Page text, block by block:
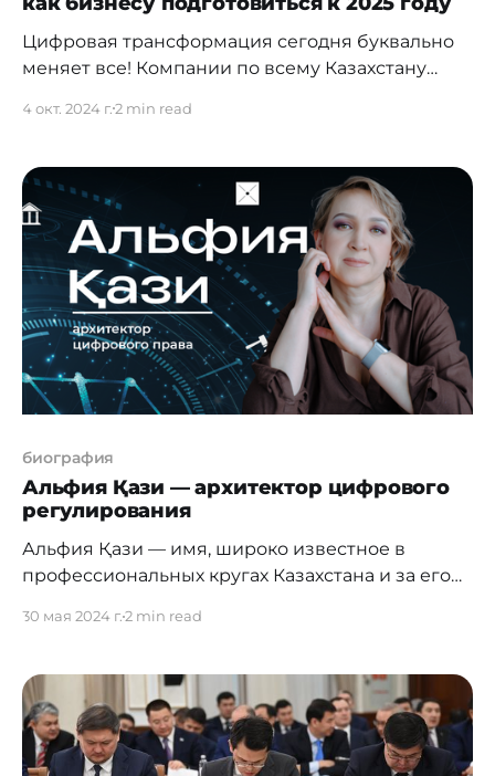
Цифровая трансформация сегодня буквально
меняет все! Компании по всему Казахстану
стремительно меняется, и им нужно
конкурентов. Однако, что конкретно нужно
сделать, чтобы обеспечить своему бизнесу
цифровое будущее в 2025 году? Давайте
разбираться вместе. Цифровизация бизнеса в
Казахстане — это
4 окт. 2024 г.2 min read
биография
Альфия Қази — архитектор цифрового
регулирования
Альфия Қази — имя, широко известное в
профессиональных кругах Казахстана и за его
трансформации, стратегического
регулирования ИКТ и развития электронной
инфраструктуры. Её вклад в цифровую
повестку страны охватывает десятки
30 мая 2024 г.2 min read